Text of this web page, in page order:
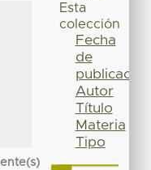
Esta
colección
Fecha
de
publicación
Autor
Título
Materia
Tipo